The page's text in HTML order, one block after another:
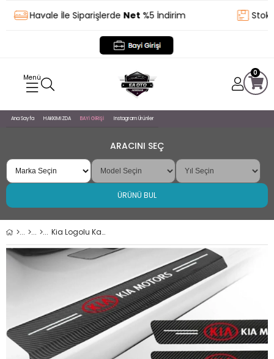
Havale İle SiparişlerdeNet%5 İndirim Stoktan
0
Ana Sayfa HAKKIMIZDA BAYİ GİRİŞİ Instagram Ürünler
ARACINI SEÇ
ÜRÜNÜ BUL
Kia Logolu Karbon Kapı Eşiği Koruyucu Bant Folyo 4'lü Set